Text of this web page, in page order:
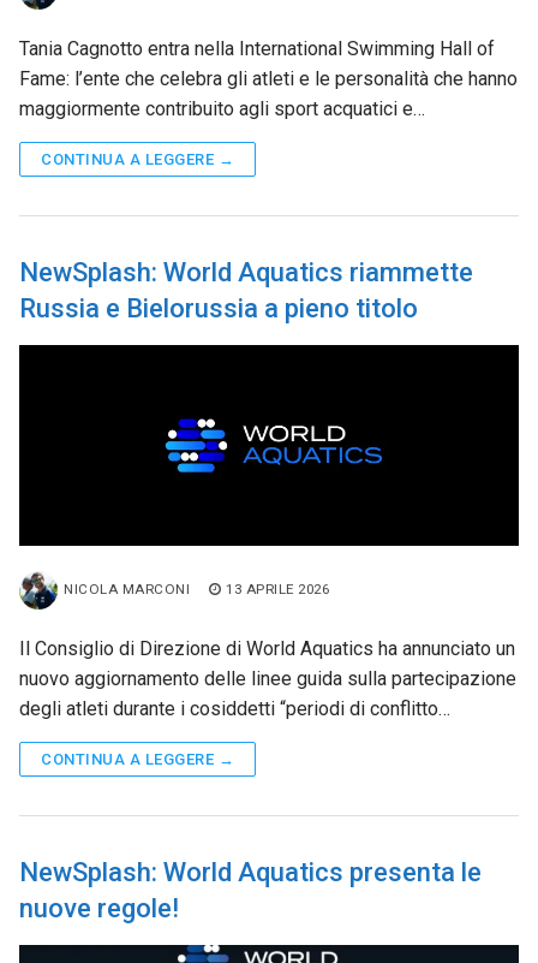
Tania Cagnotto entra nella International Swimming Hall of
Fame: l’ente che celebra gli atleti e le personalità che hanno
maggiormente contribuito agli sport acquatici e…
CONTINUA A LEGGERE →
NewSplash: World Aquatics riammette
Russia e Bielorussia a pieno titolo
NICOLA MARCONI 13 APRILE 2026
Il Consiglio di Direzione di World Aquatics ha annunciato un
nuovo aggiornamento delle linee guida sulla partecipazione
degli atleti durante i cosiddetti “periodi di conflitto…
CONTINUA A LEGGERE →
NewSplash: World Aquatics presenta le
nuove regole!